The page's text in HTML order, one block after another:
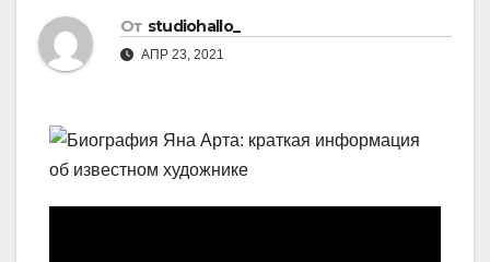
От studiohallo_
АПР 23, 2021